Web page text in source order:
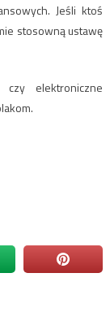
Jeśli ktoś
stosowną ustawę
elektroniczne